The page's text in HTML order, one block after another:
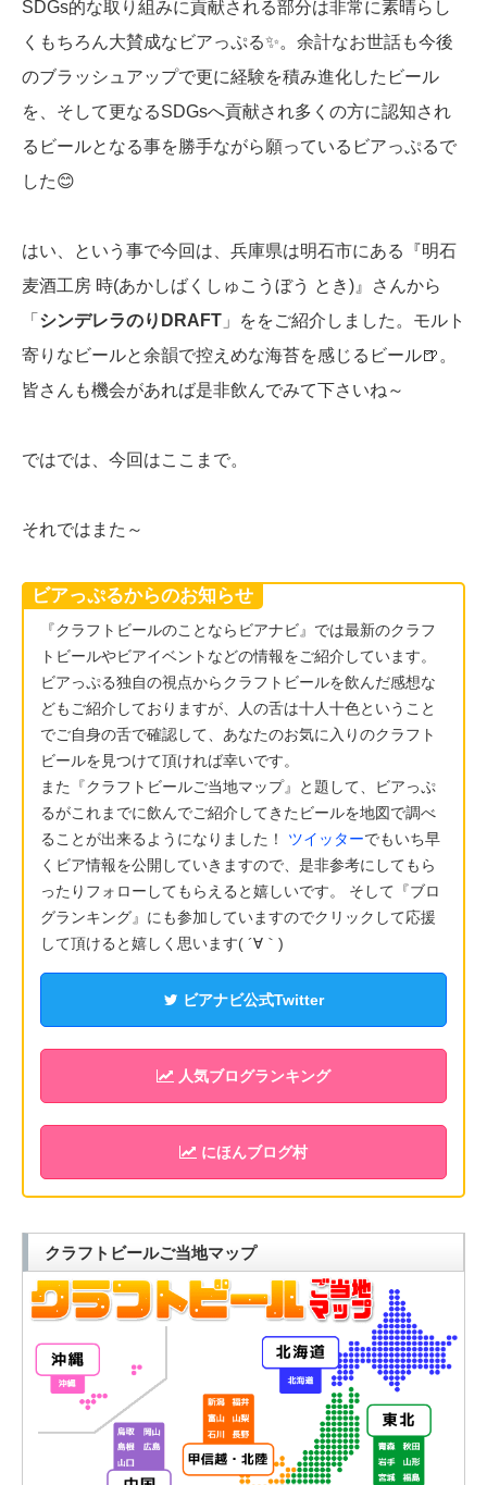
SDGs的な取り組みに貢献される部分は非常に素晴らし
くもちろん大賛成なビアっぷる✨。余計なお世話も今後
のブラッシュアップで更に経験を積み進化したビール
を、そして更なるSDGsへ貢献され多くの方に認知され
るビールとなる事を勝手ながら願っているビアっぷるで
した😊
はい、という事で今回は、兵庫県は明石市にある『明石
麦酒工房 時(あかしばくしゅこうぼう とき)』さんから
「 シンデレラのりDRAFT 」ををご紹介しました。モルト
寄りなビールと余韻で控えめな海苔を感じるビール🍺。
皆さんも機会があれば是非飲んでみて下さいね～
ではでは、今回はここまで。
それではまた～
ビアっぷるからのお知らせ
『クラフトビールのことならビアナビ』では最新のクラフ
トビールやビアイベントなどの情報をご紹介しています。
ビアっぷる独自の視点からクラフトビールを飲んだ感想な
どもご紹介しておりますが、人の舌は十人十色ということ
でご自身の舌で確認して、あなたのお気に入りのクラフト
ビールを見つけて頂ければ幸いです。
また『クラフトビールご当地マップ』と題して、ビアっぷ
るがこれまでに飲んでご紹介してきたビールを地図で調べ
ることが出来るようになりました！ ツイッターでもいち早
くビア情報を公開していきますので、是非参考にしてもら
ったりフォローしてもらえると嬉しいです。 そして『ブロ
グランキング』にも参加していますのでクリックして応援
して頂けると嬉しく思います( ´∀｀)
ビアナビ公式Twitter
人気ブログランキング
にほんブログ村
クラフトビールご当地マップ